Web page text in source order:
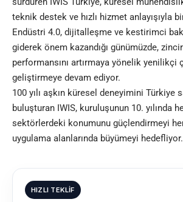
teknik destek ve hızlı hizmet anlayışıyla
Endüstri 4.0, dijitalleşme ve kestirimci
giderek önem kazandığı günümüzde,
performansını artırmaya yönelik yenilikçi
geliştirmeye devam ediyor.
100 yılı aşkın küresel deneyimini Türkiye
buluşturan IWIS, kuruluşunun 10. yılında
sektörlerdeki konumunu güçlendirmeyi
uygulama alanlarında büyümeyi hedefliyor.
HIZLI TEKLIF